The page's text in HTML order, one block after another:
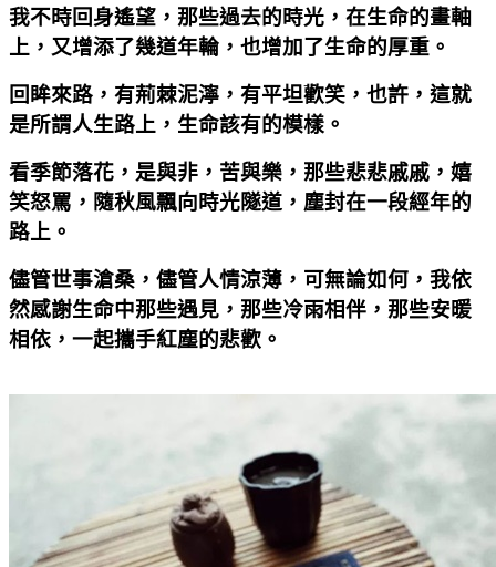
我不時回身遙望，那些過去的時光，在生命的畫軸
上，又增添了幾道年輪，也增加了生命的厚重。
回眸來路，有荊棘泥濘，有平坦歡笑，也許，這就
是所謂人生路上，生命該有的模樣。
看季節落花，是與非，苦與樂，那些悲悲戚戚，嬉
笑怒罵，隨秋風飄向時光隧道，塵封在一段經年的
路上。
儘管世事滄桑，儘管人情涼薄，可無論如何，我依
然感謝生命中那些遇見，那些冷雨相伴，那些安暖
相依，一起攜手紅塵的悲歡。